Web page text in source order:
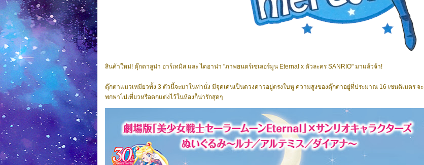
สินค้าใหม่! ตุ๊กตาลูน่า อาร์เทมิส และ ไดอาน่า "ภาพยนตร์เซเลอร์มูน Eternal x ตัวละคร SANRIO" มาแล้วจ้า!
ตุ๊กตาแมวเหมียวทั้ง 3 ตัวนี้จะมาในท่านั่ง มีจุดเด่นเป็นดวงดาวอยู่ตรงใบหู ความสูงของตุ๊กตาอยู่ที่ประมาณ 16 เซนติเมตร จะ
พกพาไปเที่ยวหรือตกแต่งไว้ในห้องก็น่ารักสุดๆ